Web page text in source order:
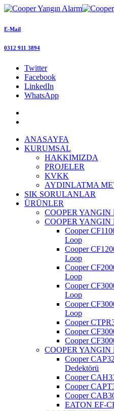
E-Mail
0312 911 3894
Twitter
Facebook
LinkedIn
WhatsApp
ANASAYFA
KURUMSAL
HAKKIMIZDA
PROJELER
KVKK
AYDINLATMA
SIK SORULANLAR
ÜRÜNLER
COOPER YANGIN
COOPER
Cooper
Loop
Cooper
Loop
Cooper
Loop
Cooper
Loop
Cooper
Loop
Cooper
Cooper
Cooper
COOPER
Cooper
Dedektörü
Cooper
Cooper
Cooper
EATON EF-